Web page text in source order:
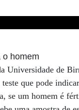
o homem
Universidade de
que pode
se um homem é